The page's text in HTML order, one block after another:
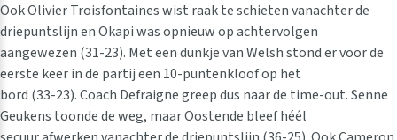
Ook Olivier Troisfontaines wist raak te schieten vanachter de
driepuntslijn en Okapi was opnieuw op achtervolgen
aangewezen (31-23). Met een dunkje van Welsh stond er voor de
eerste keer in de partij een 10-puntenkloof op het
bord (33-23). Coach Defraigne greep dus naar de time-out. Senne
Geukens toonde de weg, maar Oostende bleef héél